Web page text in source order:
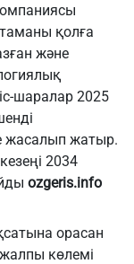
қолға
және
шаралар 2025
жасалып жатыр.
2034
ozgeris.info
орасан
көлемі